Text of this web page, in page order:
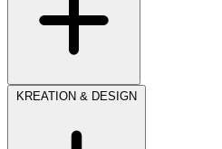
KREATION & DESIGN